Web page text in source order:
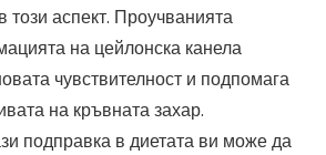
този аспект. Проучванията
на цейлонска канела
чувствителност и подпомага
на кръвната захар.
подправка в диетата ви може да